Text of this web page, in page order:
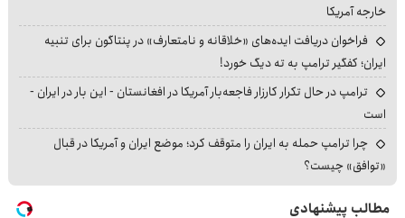
خارجه آمریکا
فراخوان دریافت ایده‌های «خلاقانه و نامتعارف» در پنتاگون برای تنبیه
ایران؛ کفگیر ترامپ به ته دیگ خورد!
ترامپ در حال تکرار کارزار فاجعه‌بار آمریکا در افغانستان - این بار در ایران -
است
چرا ترامپ حمله به ایران را متوقف کرد؛ موضع ایران و آمریکا در قبال
«توافق» چیست؟
مطالب پیشنهادی